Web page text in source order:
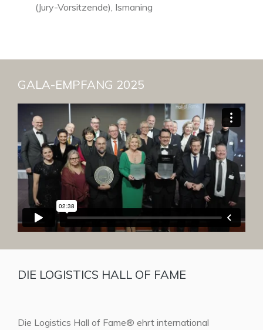
(Jury-Vorsitzende), Ismaning
GALA-EMPFANG 2025
DIE LOGISTICS HALL OF FAME
Die Logistics Hall of Fame® ehrt international